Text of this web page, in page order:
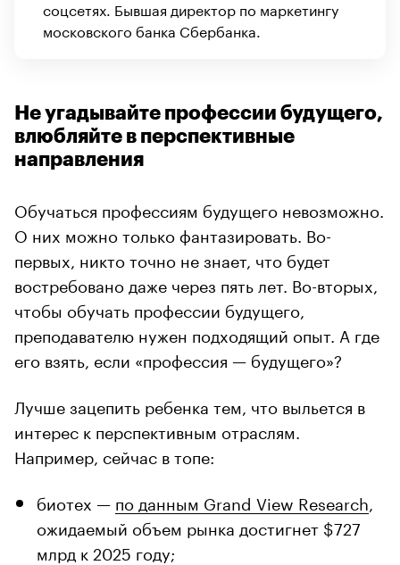
соцсетях. Бывшая директор по маркетингу
московского банка Сбербанка.
Не угадывайте профессии будущего,
влюбляйте в перспективные
направления
Обучаться профессиям будущего невозможно.
О них можно только фантазировать. Во-
первых, никто точно не знает, что будет
востребовано даже через пять лет. Во-вторых,
чтобы обучать профессии будущего,
преподавателю нужен подходящий опыт. А где
его взять, если «профессия — будущего»?
Лучше зацепить ребенка тем, что выльется в
интерес к перспективным отраслям.
Например, сейчас в топе:
биотех — по данным Grand View Research
ожидаемый объем рынка достигнет $727
млрд к 2025 году;